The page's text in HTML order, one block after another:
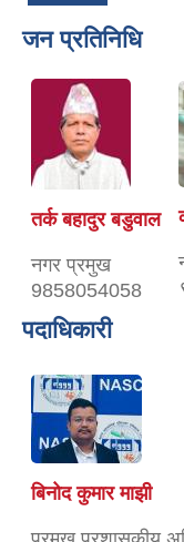
जन प्रतिनिधि
तर्क बहादुर बडुवाल
नगर प्रमुख
9858054058
पदाधिकारी
बिनोद कुमार माझी